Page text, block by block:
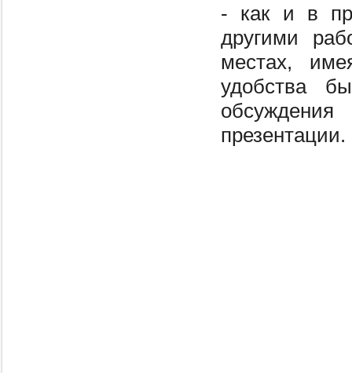
- как и в
другими
местах,
удобства
презентации.